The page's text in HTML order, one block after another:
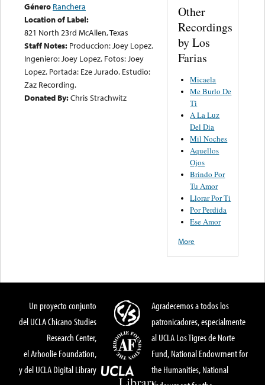
Género Ranchera
Location of Label:
821 North 23rd McAllen, Texas
Staff Notes: Produccion: Joey Lopez.
Ingeniero: Joey Lopez. Fotos: Joey
Lopez. Portada: Eze Jurado. Estudio:
Zaz Recording.
Donated By:Chris Strachwitz
Other
Recordings
by Los
Farias
Micaela
Me Burlo De
Ti
A La Luz
Del Dia
Mil Noches
Aquellos
Ojos
Brindo Por
Tu Amor
Llorar Por Ti
Por Perdida
Ese Amor
More
Un proyecto conjunto
del UCLA Chicano Studies
Research Center,
el Arhoolie Foundation,
y del UCLA Digital Library
Agradecemos a todos los
patronicadores, especialmente
al UCLA Los Tigres de Norte
Fund, National Endowment for
the Humanities, National